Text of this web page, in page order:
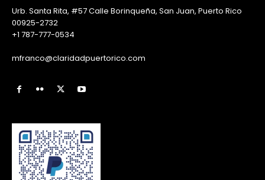
Urb. Santa Rita, #57 Calle Borinqueña, San Juan, Puerto Rico
00925-2732
+1 787-777-0534
mfranco@claridadpuertorico.com